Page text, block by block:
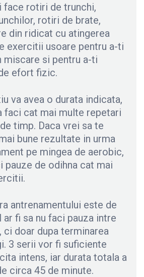
face rotiri de trunchi,
rotiri de brate,
din ridicat cu atingerea
exercitii usoare pentru a-ti
miscare si pentru a-ti
efort fizic.
va avea o durata indicata,
faci cat mai multe repetari
timp. Daca vrei sa te
bune rezultate in urma
pe mingea de aerobic,
pauze de odihna cat mai
antrenamentului este de
fi sa nu faci pauza intre
doar dupa terminarea
3 serii vor fi suficiente
intens, iar durata totala a
circa 45 de minute.